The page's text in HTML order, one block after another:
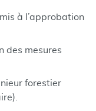
à l’approbation
des mesures
forestier